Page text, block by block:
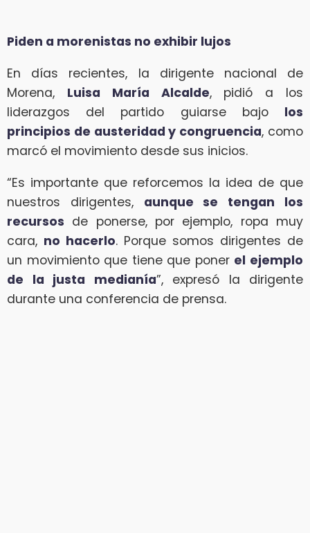
Piden a morenistas no exhibir lujos
En días recientes, la dirigente nacional de
Morena, Luisa María Alcalde, pidió a los
liderazgos del partido guiarse bajo los
principios de austeridad y congruencia, como
marcó el movimiento desde sus inicios.
“Es importante que reforcemos la idea de que
nuestros dirigentes, aunque se tengan los
recursos de ponerse, por ejemplo, ropa muy
cara, no hacerlo. Porque somos dirigentes de
un movimiento que tiene que poner el ejemplo
de la justa medianía”, expresó la dirigente
durante una conferencia de prensa.